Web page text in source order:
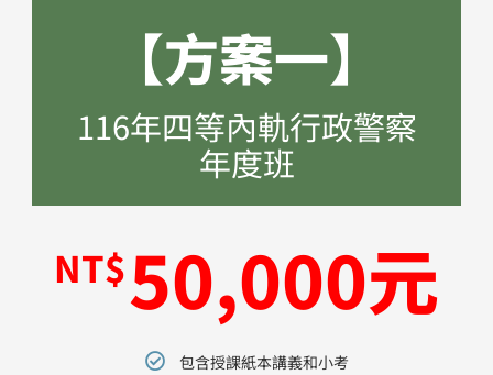
【方案一】
116年四等內軌行政警察
年度班
NT$50,000元
包含授課紙本講義和小考